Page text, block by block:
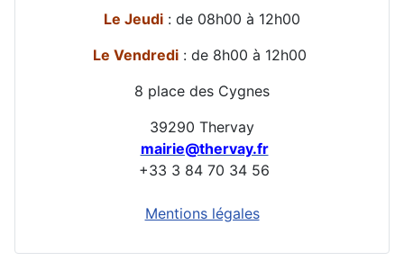
Le Jeudi : de 08h00 à 12h00
Le Vendredi : de 8h00 à 12h00
8 place des Cygnes
39290 Thervay
mairie@thervay.fr
+33 3 84 70 34 56
Mentions légales